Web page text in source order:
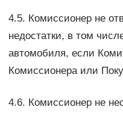
4.5. Комиссионер не
недостатки, в том
автомобиля, если
Комиссионера или
4.6. Комиссионер не